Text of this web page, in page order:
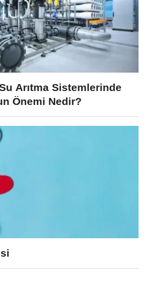
Arıtma Sistemlerinde
Önemi Nedir?